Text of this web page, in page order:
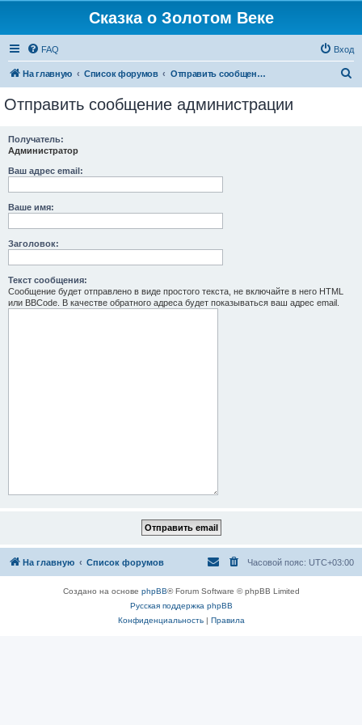
Сказка о Золотом Веке
FAQ Вход
На главную Список форумов Отправить сообщение администрации
Отправить сообщение администрации
Получатель:
Администратор
Ваш адрес email:
Ваше имя:
Заголовок:
Текст сообщения:
Сообщение будет отправлено в виде простого текста, не включайте в него HTML
или BBCode. В качестве обратного адреса будет показываться ваш адрес email.
На главную Список форумов Часовой пояс: UTC+03:00
Создано на основе phpBB® Forum Software © phpBB Limited
Русская поддержка phpBB
Конфиденциальность| Правила